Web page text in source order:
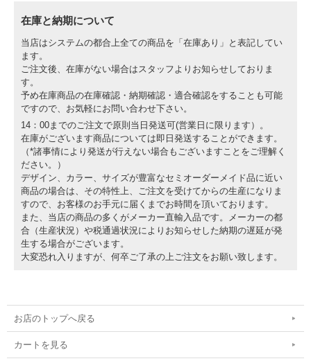
在庫と納期について
当店はシステムの都合上全ての商品を「在庫あり」と表記してい
ます。
ご注文後、在庫がない場合はスタッフよりお知らせしておりま
す。
予め在庫商品の在庫確認・納期確認・適合確認をすることも可能
ですので、お気軽にお問い合わせ下さい。
14：00までのご注文で原則当日発送可(営業日に限ります）。
在庫がございます商品については即日発送することができます。
（*諸事情により発送が行えない場合もございますことをご理解く
ださい。）
デザイン、カラー、サイズが豊富なセミオーダーメイド品に近い
商品の場合は、その特性上、ご注文を受けてからの生産になりま
すので、お客様のお手元に届くまでお時間を頂いております。
また、当店の商品の多くがメーカー直輸入品です。メーカーの都
合（生産状況）や税通過状況によりお知らせした納期の遅延が発
生する場合がございます。
大変恐れ入りますが、何卒ご了承の上ご注文をお願い致します。
お店のトップへ戻る
カートを見る